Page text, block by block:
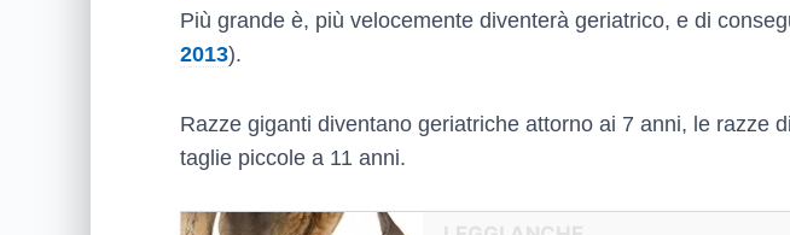
Più grande è, più velocemente diventerà geriatrico, e di
2013).
Razze giganti diventano geriatriche attorno ai 7 anni, le razze
taglie piccole a 11 anni.